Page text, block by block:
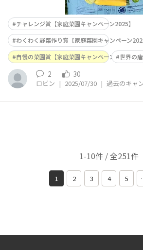
チャレンジ賞【家庭菜園キャンペーン2025】
わくわく野菜作り賞【家庭菜園キャンペーン
自慢の菜園賞【家庭菜園キャンペーン2025】
世界の
2 30
ロビン | 2025/07/30 | 過去のキャ
1-10件 / 全251件
1 2 3 4 5